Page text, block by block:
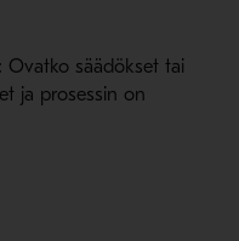
Ovatko säädökset tai
ja prosessin on